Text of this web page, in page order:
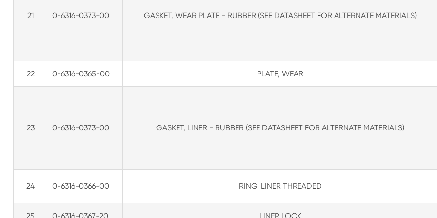
21 0-6316-0373-00 GASKET, WEAR PLATE - RUBBER (SEE DATASHEET FOR ALTERNATE MATERIALS)
22 0-6316-0365-00 PLATE, WEAR
23 0-6316-0373-00 GASKET, LINER - RUBBER (SEE DATASHEET FOR ALTERNATE MATERIALS)
24 0-6316-0366-00 RING, LINER THREADED
25 0-6316-0367-20 LINER LOCK